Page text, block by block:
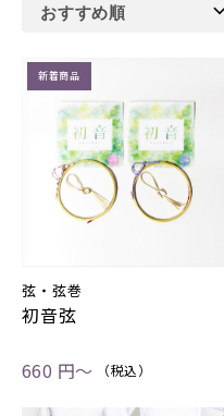
新着商品
弦・弦巻
初音弦
660 円～ （税込）